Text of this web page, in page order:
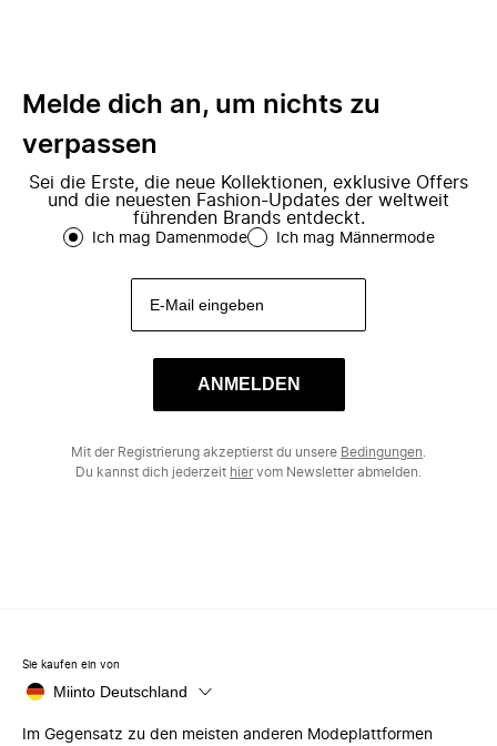
Melde dich an, um nichts zu
verpassen
Sei die Erste, die neue Kollektionen, exklusive Offers
und die neuesten Fashion-Updates der weltweit
führenden Brands entdeckt.
Ich mag Damenmode Ich mag Männermode
ANMELDEN
Mit der Registrierung akzeptierst du unsere Bedingungen
Du kannst dich jederzeit hiervom Newsletter abmelden.
Sie kaufen ein von
Miinto Deutschland
Im Gegensatz zu den meisten anderen Modeplattformen